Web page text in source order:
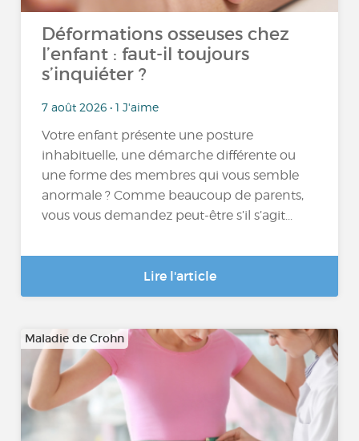
Déformations osseuses chez
l’enfant : faut-il toujours
s’inquiéter ?
7 août 2026 • 1 J'aime
Votre enfant présente une posture
inhabituelle, une démarche différente ou
une forme des membres qui vous semble
anormale ? Comme beaucoup de parents,
vous vous demandez peut-être s’il s’agit...
Lire l'article
Maladie de Crohn